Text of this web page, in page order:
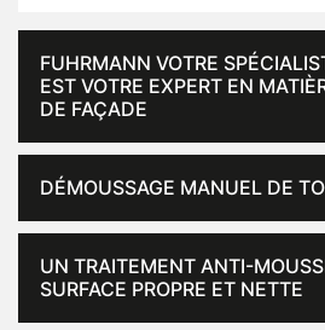
FUHRMANN VOTRE
EST VOTRE EXPERT EN
DE FAÇADE
DÉMOUSSAGE MANUEL DE
UN TRAITEMENT ANTI-
SURFACE PROPRE ET NETTE